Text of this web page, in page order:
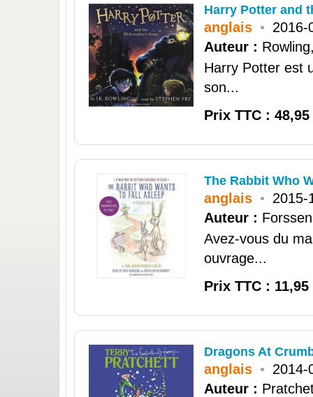
Harry Potter and
anglais • 2016-
Auteur :
Harry Potter est
son...
Prix TTC : 48,95
The Rabbit Who
anglais • 2015-
Auteur :
Avez-vous du
ouvrage...
Prix TTC : 11,95
Dragons At
anglais • 2014-
Auteur :